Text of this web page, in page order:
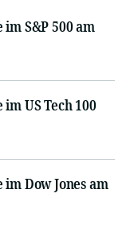
S&P 500 am
US Tech 100
Dow Jones am